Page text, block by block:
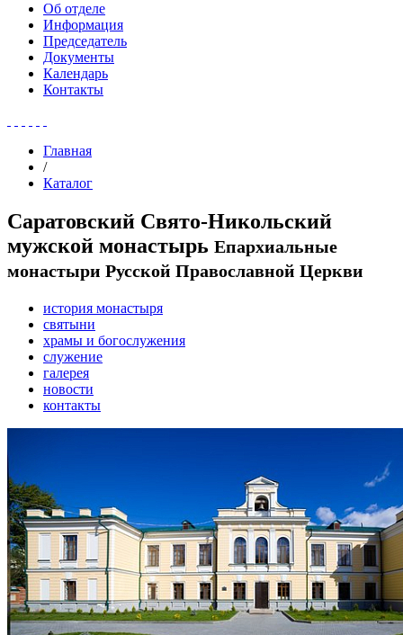
Об отделе
Информация
Председатель
Документы
Календарь
Контакты
Главная
/
Каталог
Саратовский Свято-Никольский
мужской монастырь Епархиальные
монастыри Русской Православной Церкви
история монастыря
святыни
храмы и богослужения
служение
галерея
новости
контакты